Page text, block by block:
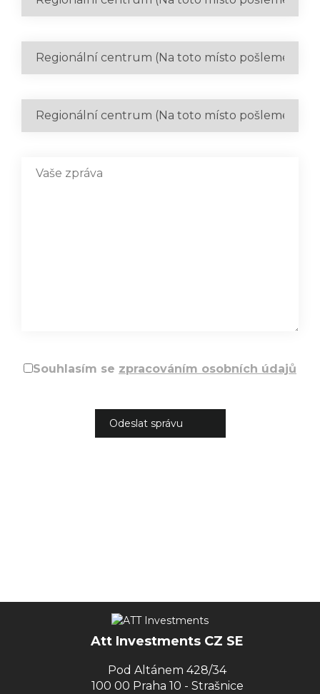
Souhlasím se zpracováním osobních údajů
Att Investments CZ SE
Pod Altánem 428/34
100 00 Praha 10 - Strašnice